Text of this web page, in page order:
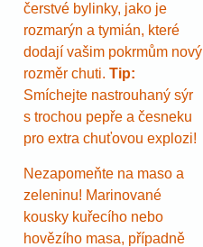
čerstvé bylinky, jako je
rozmarýn a tymián, které
dodají vašim pokrmům nový
rozměr chuti. Tip:
Smíchejte nastrouhaný sýr
s trochou pepře a česneku
pro extra chuťovou explozi!
Nezapomeňte na maso a
zeleninu! Marinované
kousky kuřecího nebo
hovězího masa, případně